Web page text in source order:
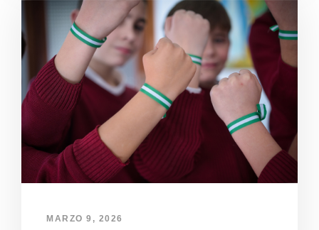
MARZO 9, 2026